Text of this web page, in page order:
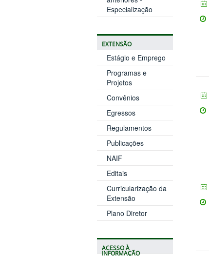
Especialização
EXTENSÃO
Estágio e Emprego
Programas e
Projetos
Convênios
Egressos
Regulamentos
Publicações
NAIF
Editais
Curricularização da
Extensão
Plano Diretor
ACESSO À
INFORMAÇÃO